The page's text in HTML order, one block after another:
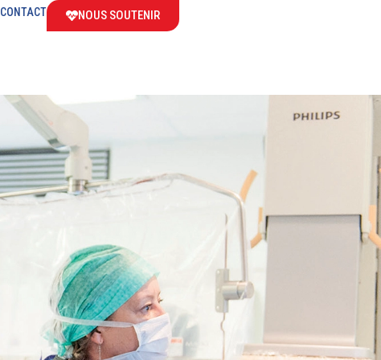
CONTACT NOUS SOUTENIR